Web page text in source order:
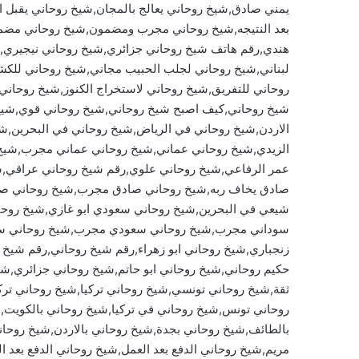
يمني صادق,شيخ روحاني يعالج بالمجان,شيخ روحاني
بعد النتيجه,شيخ روحاني مجرب ومضمون,شيخ روحاني
هندي,رقم هاتف شيخ روحاني جزائري,شيخ روحاني
لبناني,شيخ روحاني لجلب الحبيب مجاني,شيخ روحاني
روحاني للتفريق,شيخ روحاني لاستخراج الكنوز,شيخ
شيخ روحاني,كيف اصبح شيخ روحاني,شيخ روحاني
الاردن,شيخ روحاني في الرياض,شيخ روحاني في
الزيدي,شيخ روحاني عماني,شيخ روحاني عماني
عمر الرفاعي,شيخ روحاني علوي,رقم شيخ روحاني
صادق يخاف ربه,شيخ روحاني صادق مجرب,شيخ روحاني
شيعي في البحرين,شيخ روحاني سعودي ابو غازي,شيخ
سوداني مجرب,شيخ روحاني سعودي مجرب,شيخ روحاني
زنجباري,شيخ روحاني ابو زهراء,رقم شيخ روحاني,رقم
حكيم روحاني,شيخ روحاني ابو حاتم,شيخ روحاني
ثقة,شيخ روحاني تونسي,شيخ روحاني تركيا,شيخ
روحاني تونس,شيخ روحاني في تركيا,شيخ روحاني
بالطائف,شيخ روحاني بجدة,شيخ روحاني بالاردن,شيخ
مريم,شيخ روحاني الدفع بعد العمل,شيخ روحاني الدفع